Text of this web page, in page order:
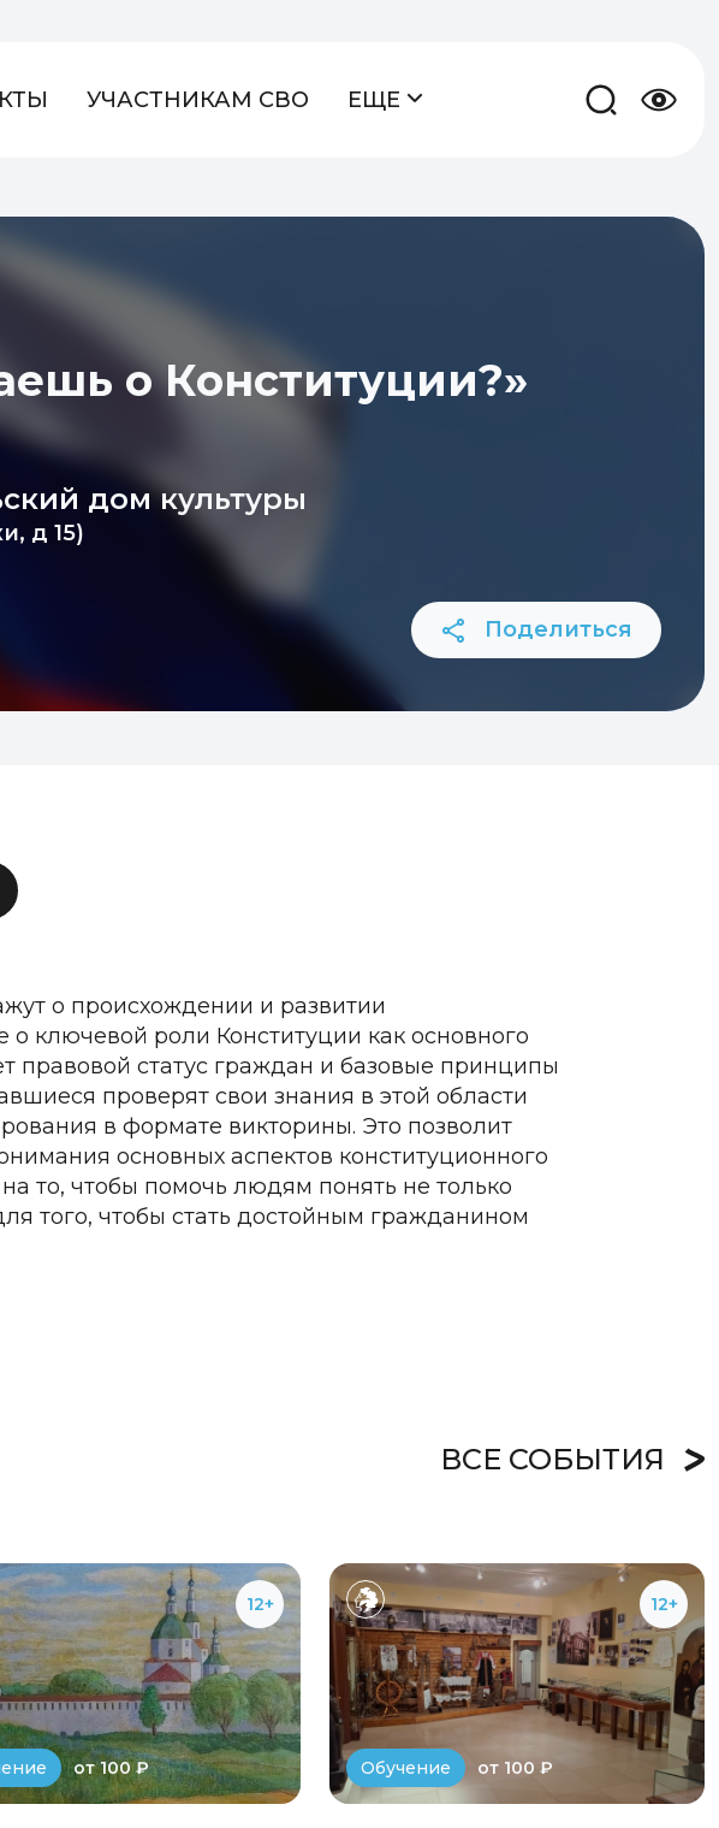
УЧАСТНИКАМ СВО ЕЩЕ
о Конституции?»
дом культуры
д 15)
Поделиться
о происхождении и развитии
о ключевой роли Конституции как основного
правовой статус граждан и базовые принципы
проверят свои знания в этой области
в формате викторины. Это позволит
основных аспектов конституционного
то, чтобы помочь людям понять не только
того, чтобы стать достойным гражданином
ВСЕ СОБЫТИЯ
12+
от 100 ₽
12+
Обучение от 100 ₽